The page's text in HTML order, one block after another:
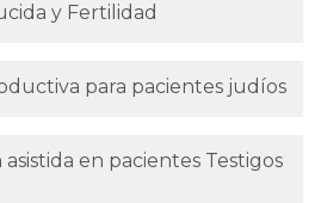
y Fertilidad
para pacientes judíos
en pacientes Testigos